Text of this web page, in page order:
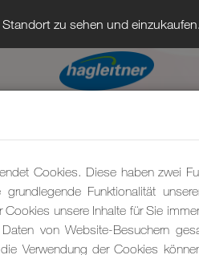
zu sehen und einzukaufen.
Cookies. Diese haben zwei
Funktionalität
Cookies unsere Inhalte für Sie
von Website-Besuchern
Verwendung der Cookies